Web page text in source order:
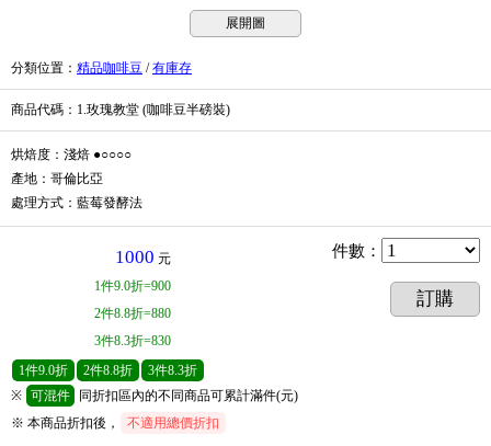
展開圖
分類位置 ： 精品咖啡豆 /有庫存
商品代碼 ：1.玫瑰教堂 (咖啡豆半磅裝)
烘焙度：淺焙 ●○○○○
產地：哥倫比亞
處理方式：藍莓發酵法
1000 元
1件9.0折=900
2件8.8折=880
3件8.3折=830
件數 ：
訂購
1件9.0折 2件8.8折 3件8.3折
※ 可混件
同折扣區內的不同商品可累計滿件(元)
※ 本商品折扣後，
不適用總價折扣